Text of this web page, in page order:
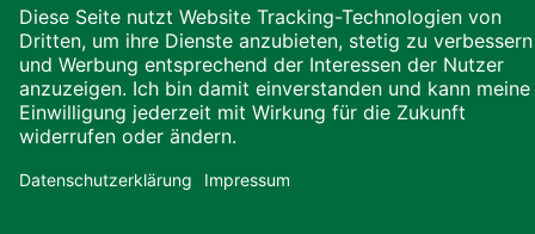
Glossar
Downloads
Cookies
© 2026 ALHO Systembau – Ein Unternehmen der